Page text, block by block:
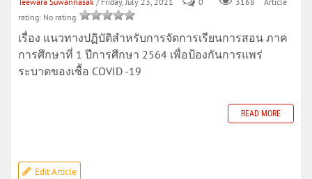
rating: No rating
เรื่อง แนวทางปฏิบัติสำหรับการจัดการเรียนการสอน ภาค
การศึกษาที่ 1 ปีการศึกษา 2564 เพื่อป้องกันการแพร่
ระบาดของเชื้อ COVID -19
READ MORE
Edit Article